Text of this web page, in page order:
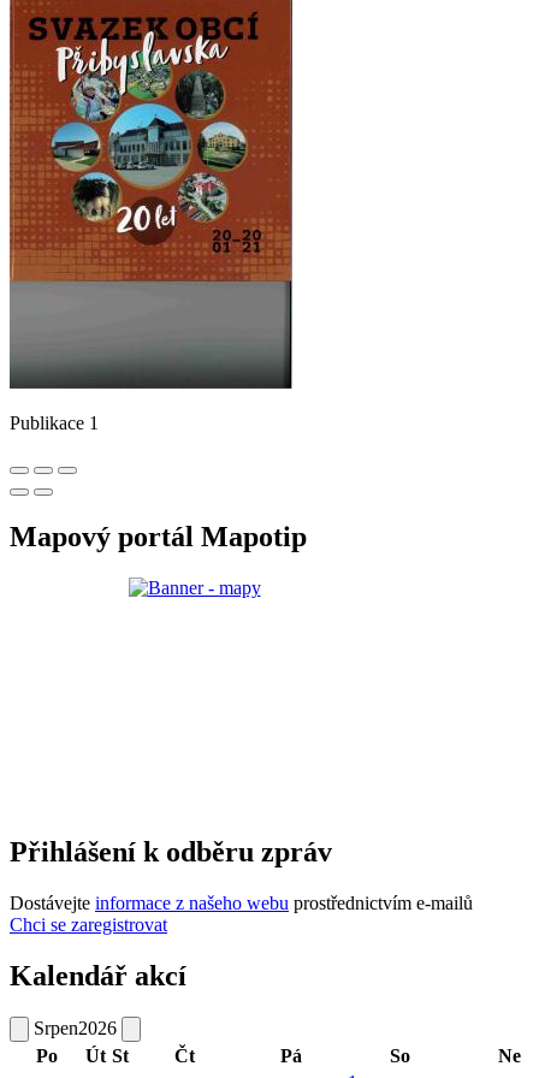
Publikace 1
Mapový portál Mapotip
Přihlášení k odběru zpráv
Dostávejte informace z našeho webu prostřednictvím e-mailů
Chci se zaregistrovat
Kalendář akcí
Srpen2026
Po
Út St Čt Pá So Ne